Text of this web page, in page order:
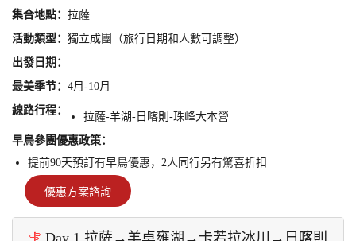
集合地點： 拉薩
活動類型： 獨立成團（旅行日期和人數可調整）
出發日期：
最美季节： 4月-10月
線路行程：
拉薩-羊湖-日喀則-珠峰大本營
早鳥參團優惠政策：
提前90天預訂有早鳥優惠，2人同行另有驚喜折扣
優惠方案諮詢
 Day 1 拉薩→羊卓雍湖→卡若拉冰川→日喀則